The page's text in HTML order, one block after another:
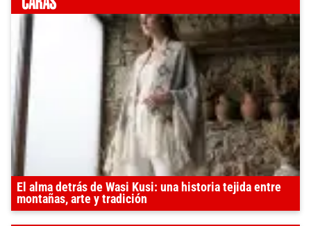
El alma detrás de Wasi Kusi: una historia tejida entre
montañas, arte y tradición